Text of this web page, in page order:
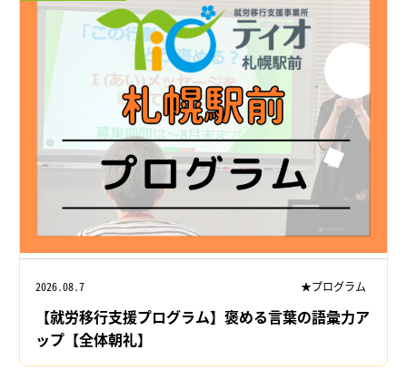
2026.08.7 ★プログラム
【就労移行支援プログラム】褒める言葉の語彙力ア
ップ【全体朝礼】